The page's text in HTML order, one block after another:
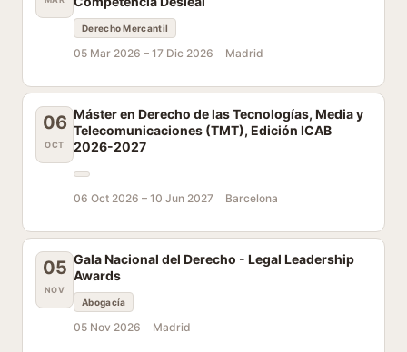
Derecho Mercantil
05 Mar 2026 – 17 Dic 2026 Madrid
06
OCT
Máster en Derecho de las Tecnologías, Media y
Telecomunicaciones (TMT), Edición ICAB
2026-2027
06 Oct 2026 – 10 Jun 2027 Barcelona
05
NOV
Gala Nacional del Derecho - Legal Leadership
Awards
Abogacía
05 Nov 2026 Madrid